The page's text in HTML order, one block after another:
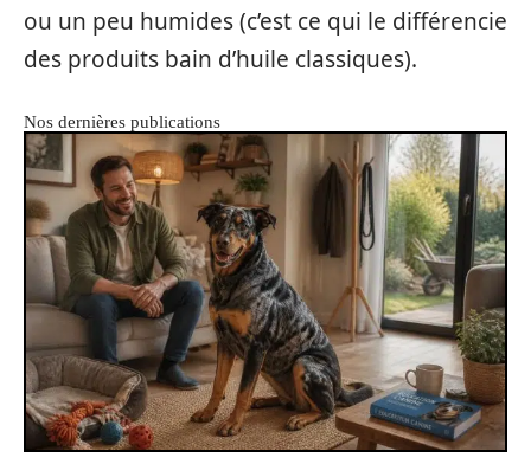
ou un peu humides (c’est ce qui le différencie
des produits bain d’huile classiques).
Nos dernières publications